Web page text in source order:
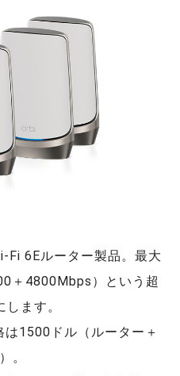
Fi 6Eルーター製品。最大
＋4800Mbps）という超
ます。
1500ドル（ルーター＋
。